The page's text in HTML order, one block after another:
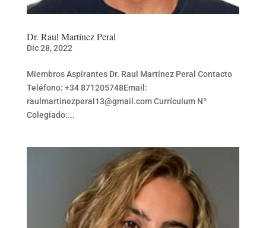
Dr. Raul Martínez Peral
Dic 28, 2022
Miembros Aspirantes Dr. Raul Martínez Peral Contacto
Teléfono: +34 871205748Email:
raulmartinezperal13@gmail.com Currículum Nº
Colegiado:...